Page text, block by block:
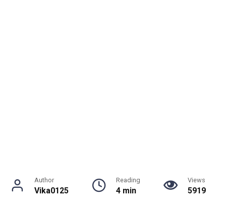
Author
Vika0125
Reading
4 min
Views
5919